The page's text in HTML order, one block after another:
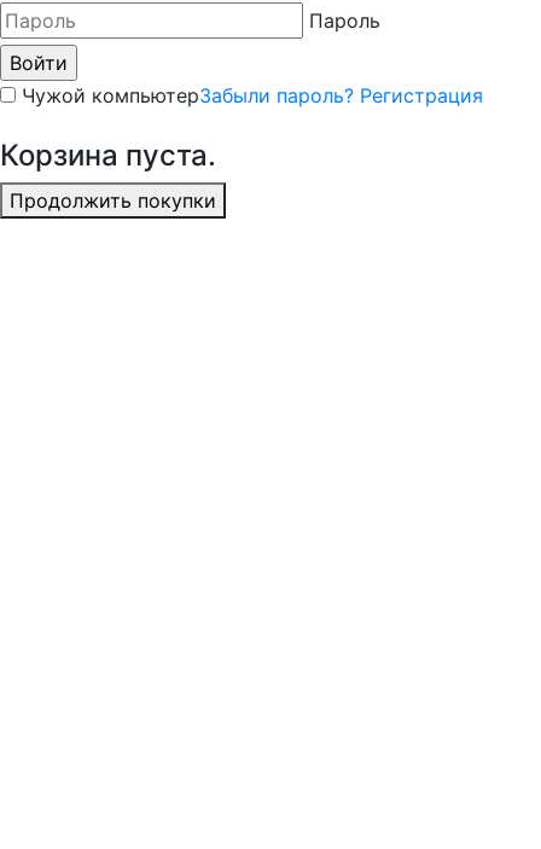
Пароль
Чужой компьютерЗабыли пароль? Регистрация
Корзина пуста.
Продолжить покупки